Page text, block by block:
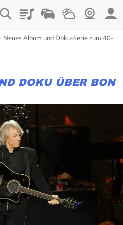
PlaylistVerkehrWetterWebcam
Neues Album und Doku-Serie zum 40-
DOKU ÜBER BON